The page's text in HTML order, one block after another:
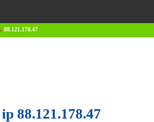
88.121.178.47
88.121.178.47